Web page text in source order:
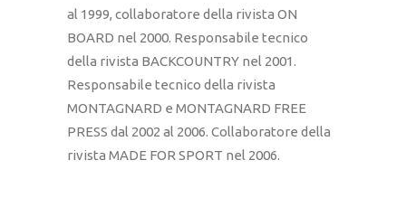
al 1999, collaboratore della rivista ON
BOARD nel 2000. Responsabile tecnico
della rivista BACKCOUNTRY nel 2001.
Responsabile tecnico della rivista
MONTAGNARD e MONTAGNARD FREE
PRESS dal 2002 al 2006. Collaboratore della
rivista MADE FOR SPORT nel 2006.